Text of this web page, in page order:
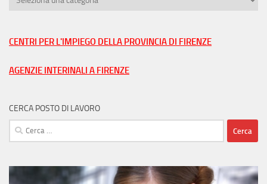
tua
CENTRI PER L'IMPIEGO DELLA PROVINCIA DI FIRENZE
AGENZIE INTERINALI A FIRENZE
CERCA POSTO DI LAVORO
Ricerca
per: